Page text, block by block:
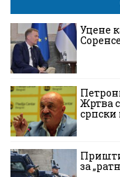
Уцене
Жртва
српски
за